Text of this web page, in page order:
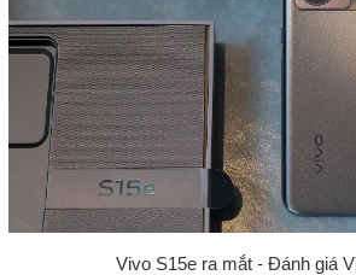
Vivo S15e ra mắt - Đánh giá